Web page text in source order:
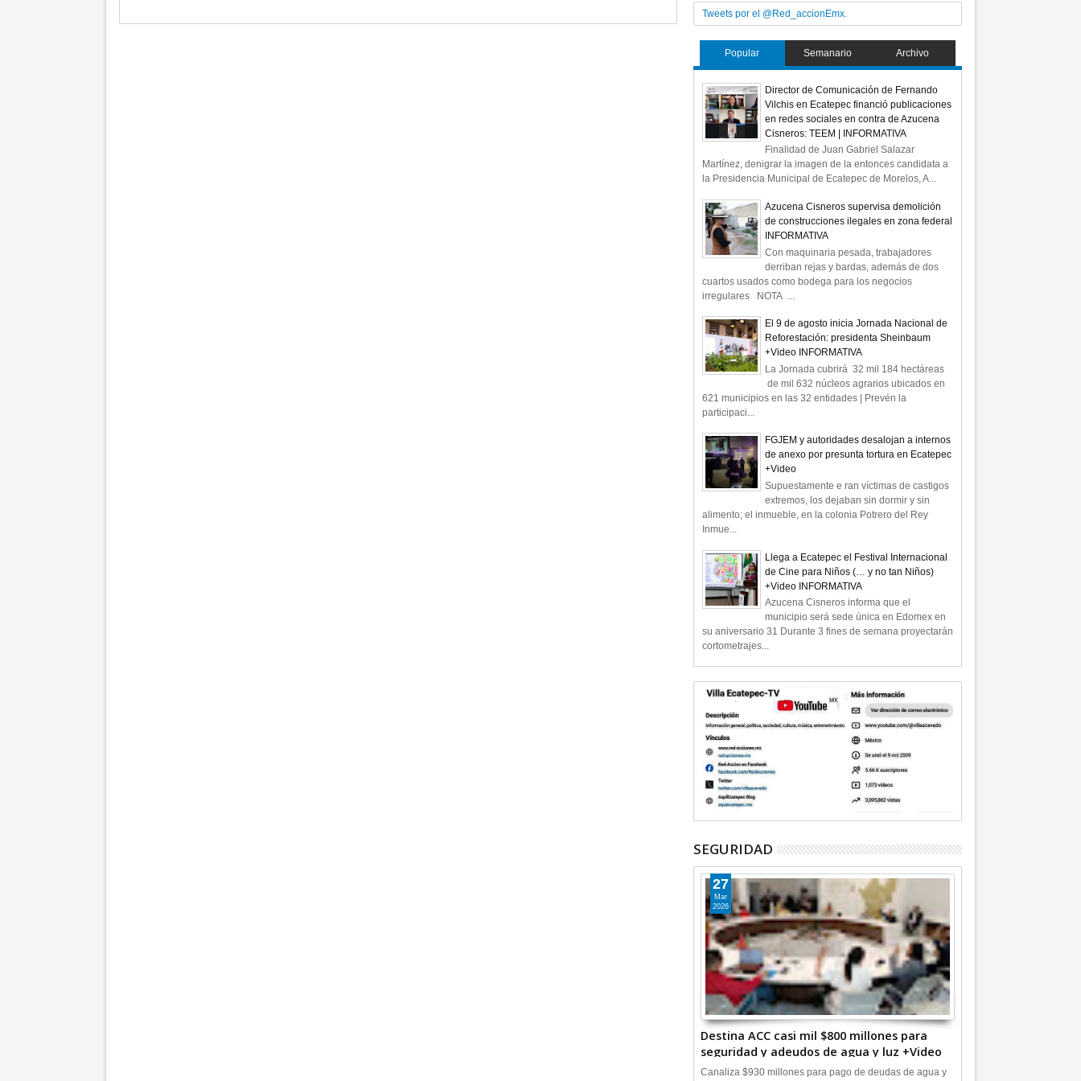
Tweets por el @Red_accionEmx.
Popular Semanario Archivo
Director de Comunicación de Fernando
Vilchis en Ecatepec financió publicaciones
en redes sociales en contra de Azucena
Cisneros: TEEM | INFORMATIVA
Finalidad de Juan Gabriel Salazar
Martínez, denigrar la imagen de la entonces candidata a
la Presidencia Municipal de Ecatepec de Morelos, A...
Azucena Cisneros supervisa demolición
de construcciones ilegales en zona federal
INFORMATIVA
Con maquinaria pesada, trabajadores
derriban rejas y bardas, además de dos
cuartos usados como bodega para los negocios
irregulares NOTA ...
El 9 de agosto inicia Jornada Nacional de
Reforestación: presidenta Sheinbaum
+Video INFORMATIVA
La Jornada cubrirá 32 mil 184 hectáreas
de mil 632 núcleos agrarios ubicados en
621 municipios en las 32 entidades | Prevén la
participaci...
FGJEM y autoridades desalojan a internos
de anexo por presunta tortura en Ecatepec
+Video
Supuestamente e ran víctimas de castigos
extremos, los dejaban sin dormir y sin
alimento; el inmueble, en la colonia Potrero del Rey
Inmue...
Llega a Ecatepec el Festival Internacional
de Cine para Niños (… y no tan Niños)
+Video INFORMATIVA
Azucena Cisneros informa que el
municipio será sede única en Edomex en
su aniversario 31 Durante 3 fines de semana proyectarán
cortometrajes...
SEGURIDAD
Destina ACC casi mil $800 millones para
seguridad y adeudos de agua y luz +Video
27
Mar
2026
Canaliza $930 millones para pago de deudas de agua y